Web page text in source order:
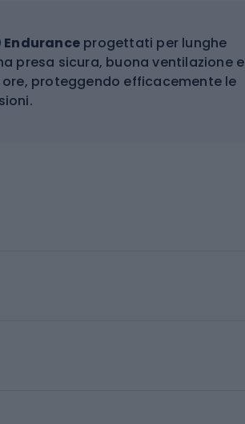
Endurance progettati per lunghe
presa sicura, buona ventilazione e
proteggendo efficacemente le